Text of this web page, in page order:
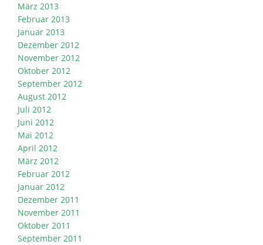
März 2013
Februar 2013
Januar 2013
Dezember 2012
November 2012
Oktober 2012
September 2012
August 2012
Juli 2012
Juni 2012
Mai 2012
April 2012
März 2012
Februar 2012
Januar 2012
Dezember 2011
November 2011
Oktober 2011
September 2011